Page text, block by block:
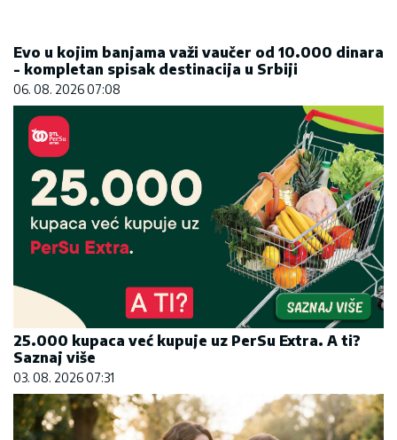
Evo u kojim banjama važi vaučer od 10.000 dinara
- kompletan spisak destinacija u Srbiji
06. 08. 2026 07:08
25.000 kupaca već kupuje uz PerSu Extra. A ti?
Saznaj više
03. 08. 2026 07:31